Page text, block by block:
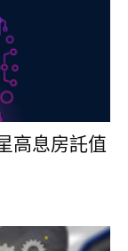
高息房託值